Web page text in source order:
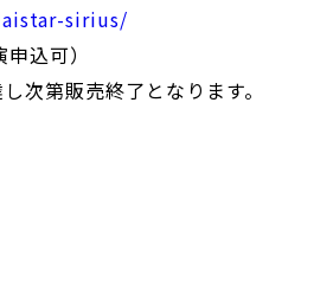
sirius/
込可）
次第販売終了となります。